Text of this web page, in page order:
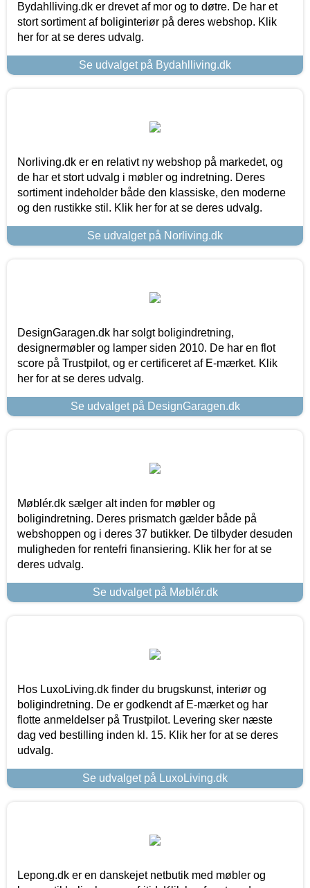
Bydahlliving.dk er drevet af mor og to døtre. De har et
stort sortiment af boliginteriør på deres webshop. Klik
her for at se deres udvalg.
Se udvalget på Bydahlliving.dk
Norliving.dk er en relativt ny webshop på markedet, og
de har et stort udvalg i møbler og indretning. Deres
sortiment indeholder både den klassiske, den moderne
og den rustikke stil. Klik her for at se deres udvalg.
Se udvalget på Norliving.dk
DesignGaragen.dk har solgt boligindretning,
designermøbler og lamper siden 2010. De har en flot
score på Trustpilot, og er certificeret af E-mærket. Klik
her for at se deres udvalg.
Se udvalget på DesignGaragen.dk
Møblér.dk sælger alt inden for møbler og
boligindretning. Deres prismatch gælder både på
webshoppen og i deres 37 butikker. De tilbyder desuden
muligheden for rentefri finansiering. Klik her for at se
deres udvalg.
Se udvalget på Møblér.dk
Hos LuxoLiving.dk finder du brugskunst, interiør og
boligindretning. De er godkendt af E-mærket og har
flotte anmeldelser på Trustpilot. Levering sker næste
dag ved bestilling inden kl. 15. Klik her for at se deres
udvalg.
Se udvalget på LuxoLiving.dk
Lepong.dk er en danskejet netbutik med møbler og